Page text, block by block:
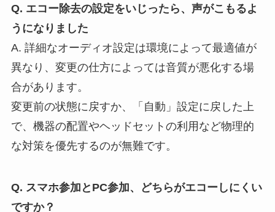
Q. エコー除去の設定をいじったら、声がこもるよ
うになりました
A. 詳細なオーディオ設定は環境によって最適値が
異なり、変更の仕方によっては音質が悪化する場
合があります。
変更前の状態に戻すか、「自動」設定に戻した上
で、機器の配置やヘッドセットの利用など物理的
な対策を優先するのが無難です。
Q. スマホ参加とPC参加、どちらがエコーしにくい
ですか？